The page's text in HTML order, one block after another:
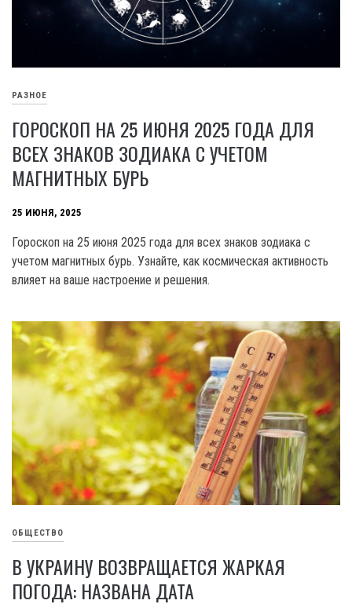
РАЗНОЕ
ГОРОСКОП НА 25 ИЮНЯ 2025 ГОДА ДЛЯ
ВСЕХ ЗНАКОВ ЗОДИАКА С УЧЕТОМ
МАГНИТНЫХ БУРЬ
25 ИЮНЯ, 2025
Гороскоп на 25 июня 2025 года для всех знаков зодиака с
учетом магнитных бурь. Узнайте, как космическая активность
влияет на ваше настроение и решения.
ОБЩЕСТВО
В УКРАИНУ ВОЗВРАЩАЕТСЯ ЖАРКАЯ
ПОГОДА: НАЗВАНА ДАТА